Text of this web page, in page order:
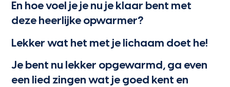
En hoe voel je je nu je klaar bent met
deze heerlijke opwarmer?
Lekker wat het met je lichaam doet he!
Je bent nu lekker opgewarmd, ga even
een lied zingen wat je goed kent en